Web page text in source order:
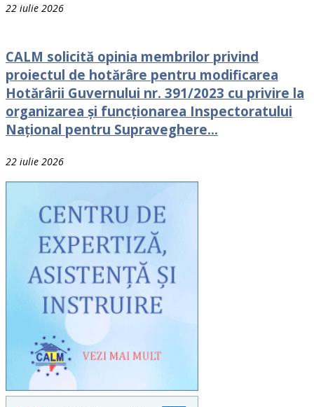
22 iulie 2026
CALM solicită opinia membrilor privind
proiectul de hotărâre pentru modificarea
Hotărârii Guvernului nr. 391/2023 cu privire la
organizarea și funcționarea Inspectoratului
Național pentru Supraveghere...
22 iulie 2026